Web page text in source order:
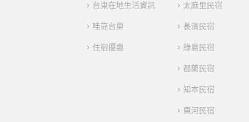
台東在地生活資訊
哇靠台東
住宿優惠
太麻里民宿
長濱民宿
綠島民宿
都蘭民宿
知本民宿
東河民宿